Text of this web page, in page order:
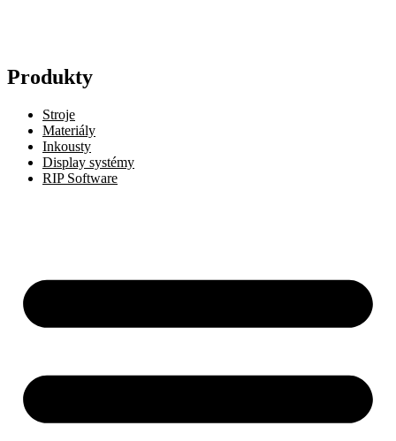
Produkty
Stroje
Materiály
Inkousty
Display systémy
RIP Software